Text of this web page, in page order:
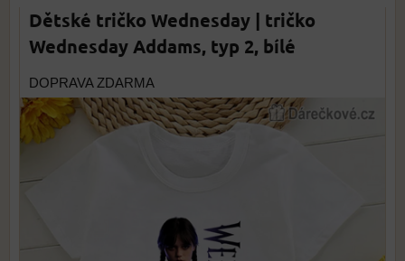
Dětské tričko Wednesday | tričko
Wednesday Addams, typ 2, bílé
DOPRAVA ZDARMA